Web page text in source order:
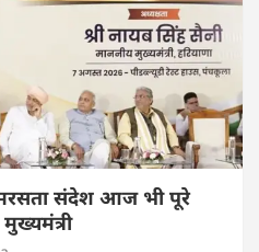
संदेश आज भी पूरे